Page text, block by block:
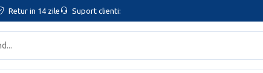
Retur in 14 zile Suport clienti: